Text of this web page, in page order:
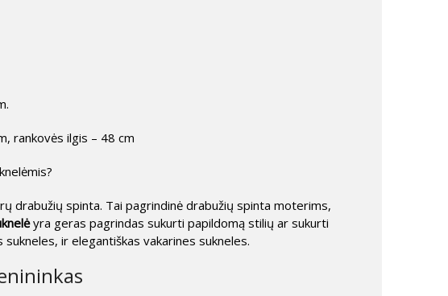
rankovės ilgis – 48 cm
drabužių spinta. Tai pagrindinė drabužių spinta moterims,
yra geras pagrindas sukurti papildomą stilių ar sukurti
ir elegantiškas vakarines sukneles.